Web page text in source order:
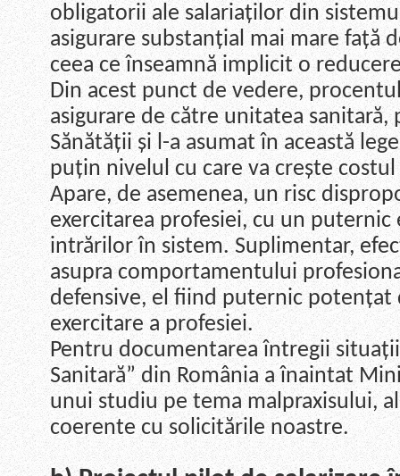
obligatorii ale salariaților din
asigurare substanțial mai mare față
ceea ce înseamnă implicit o
Din acest punct de vedere,
asigurare de către unitatea sanitară,
Sănătății și l-a asumat în această
puțin nivelul cu care va crește
Apare, de asemenea, un risc
exercitarea profesiei, cu un
intrărilor în sistem. Suplimentar,
asupra comportamentului
defensive, el fiind puternic
exercitare a profesiei.
Pentru documentarea întregii
Sanitară” din România a înaintat
unui studiu pe tema malpraxisului,
coerente cu solicitările noastre.